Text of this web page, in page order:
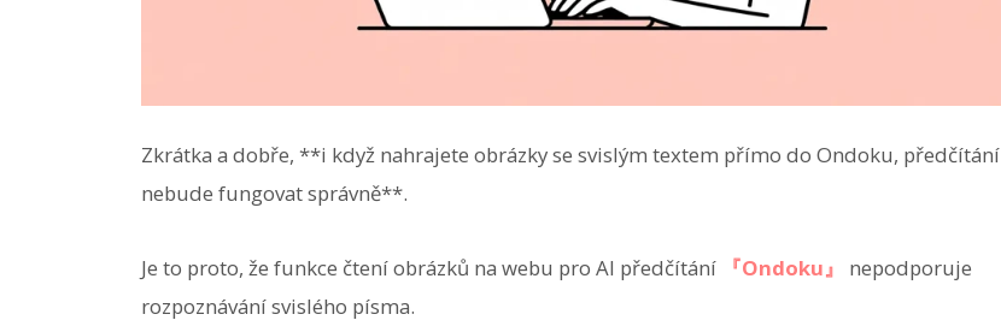
Zkrátka a dobře, **i když nahrajete obrázky se svislým textem přímo do Ondoku, předčítání
nebude fungovat správně**.
Je to proto, že funkce čtení obrázků na webu pro AI předčítání 『Ondoku』
nepodporuje
rozpoznávání svislého písma.